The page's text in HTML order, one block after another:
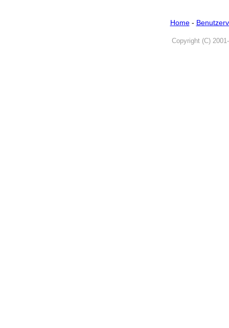
Home-
Copyright (C)